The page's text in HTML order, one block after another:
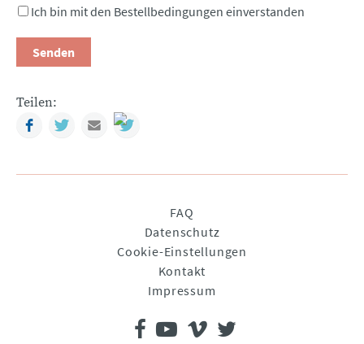
Ich bin mit den Bestellbedingungen einverstanden
Senden
Teilen:
FacebookTwitterMail
FAQ
Datenschutz
Cookie-Einstellungen
Kontakt
Impressum